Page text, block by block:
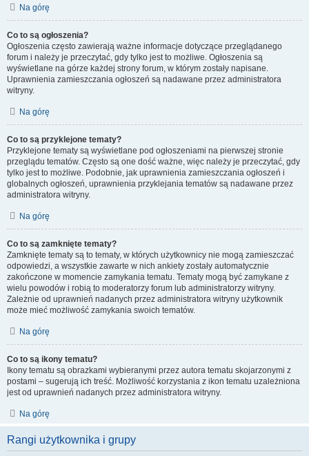
Na górę
Co to są ogłoszenia?
Ogłoszenia często zawierają ważne informacje dotyczące przeglądanego
forum i należy je przeczytać, gdy tylko jest to możliwe. Ogłoszenia są
wyświetlane na górze każdej strony forum, w którym zostały napisane.
Uprawnienia zamieszczania ogłoszeń są nadawane przez administratora
witryny.
Na górę
Co to są przyklejone tematy?
Przyklejone tematy są wyświetlane pod ogłoszeniami na pierwszej stronie
przeglądu tematów. Często są one dość ważne, więc należy je przeczytać, gdy
tylko jest to możliwe. Podobnie, jak uprawnienia zamieszczania ogłoszeń i
globalnych ogłoszeń, uprawnienia przyklejania tematów są nadawane przez
administratora witryny.
Na górę
Co to są zamknięte tematy?
Zamknięte tematy są to tematy, w których użytkownicy nie mogą zamieszczać
odpowiedzi, a wszystkie zawarte w nich ankiety zostały automatycznie
zakończone w momencie zamykania tematu. Tematy mogą być zamykane z
wielu powodów i robią to moderatorzy forum lub administratorzy witryny.
Zależnie od uprawnień nadanych przez administratora witryny użytkownik
może mieć możliwość zamykania swoich tematów.
Na górę
Co to są ikony tematu?
Ikony tematu są obrazkami wybieranymi przez autora tematu skojarzonymi z
postami – sugerują ich treść. Możliwość korzystania z ikon tematu uzależniona
jest od uprawnień nadanych przez administratora witryny.
Na górę
Rangi użytkownika i grupy